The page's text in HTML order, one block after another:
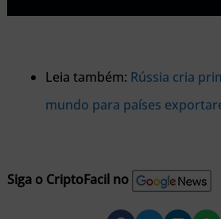
Leia também: Rússia cria
mundo para países
Siga o CriptoFacil no